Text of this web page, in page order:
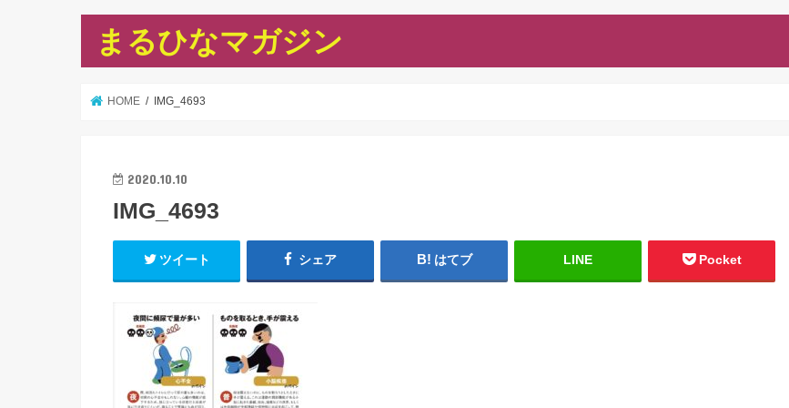
まるひなマガジン
HOME IMG_4693
2020.10.10
IMG_4693
ツイート シェア はてブ LINE Pocket